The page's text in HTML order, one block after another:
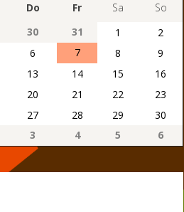
Do Fr Sa
So
30 31 1
2
6 7 8
9
13 14 15
16
20 21 22
23
27 28 29
30
3 4 5 6